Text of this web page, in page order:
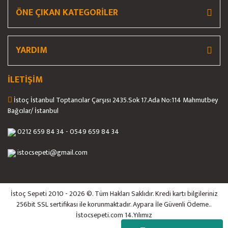
ÖNE ÇIKAN KATEGORİLER
YARDIM
İLETİŞİM
İstoç İstanbul Toptancılar Çarşısı 2435.Sok 17.Ada No:114 Mahmutbey
Bağcılar/ İstanbul
0212 659 84 34 - 0549 659 84 34
istocsepeti@gmail.com
İstoç Sepeti 2010 - 2026 ©. Tüm Hakları Saklıdır. Kredi kartı bilgileriniz
256bit SSL sertifikası ile korunmaktadır. Aypara İle Güvenli Ödeme..
İstocsepeti.com 14.Yılımız